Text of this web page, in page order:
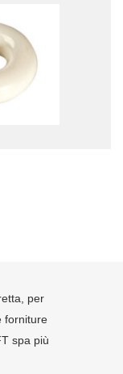
per
forniture
spa più